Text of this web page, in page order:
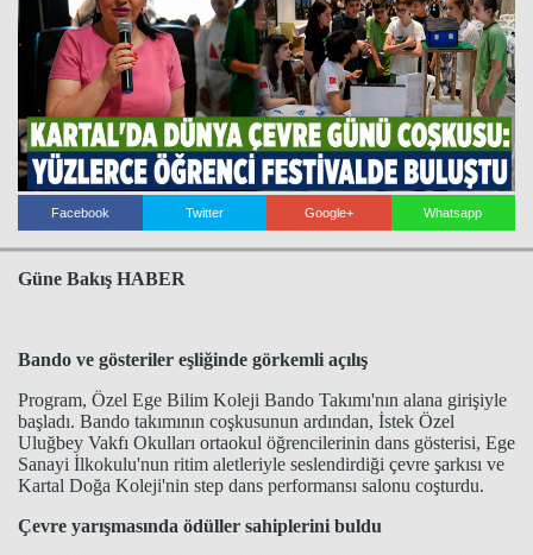
Facebook Twitter Google+ Whatsapp
Güne Bakış HABER
Bando ve gösteriler eşliğinde görkemli açılış
Program, Özel Ege Bilim Koleji Bando Takımı'nın alana girişiyle
başladı. Bando takımının coşkusunun ardından, İstek Özel
Uluğbey Vakfı Okulları ortaokul öğrencilerinin dans gösterisi, Ege
Sanayi İlkokulu'nun ritim aletleriyle seslendirdiği çevre şarkısı ve
Kartal Doğa Koleji'nin step dans performansı salonu coşturdu.
Çevre yarışmasında ödüller sahiplerini buldu
KÜNYE
İLETİŞİM